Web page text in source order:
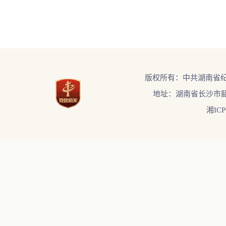
版权所有：中共湖南省
地址：湖南省长沙市
湘